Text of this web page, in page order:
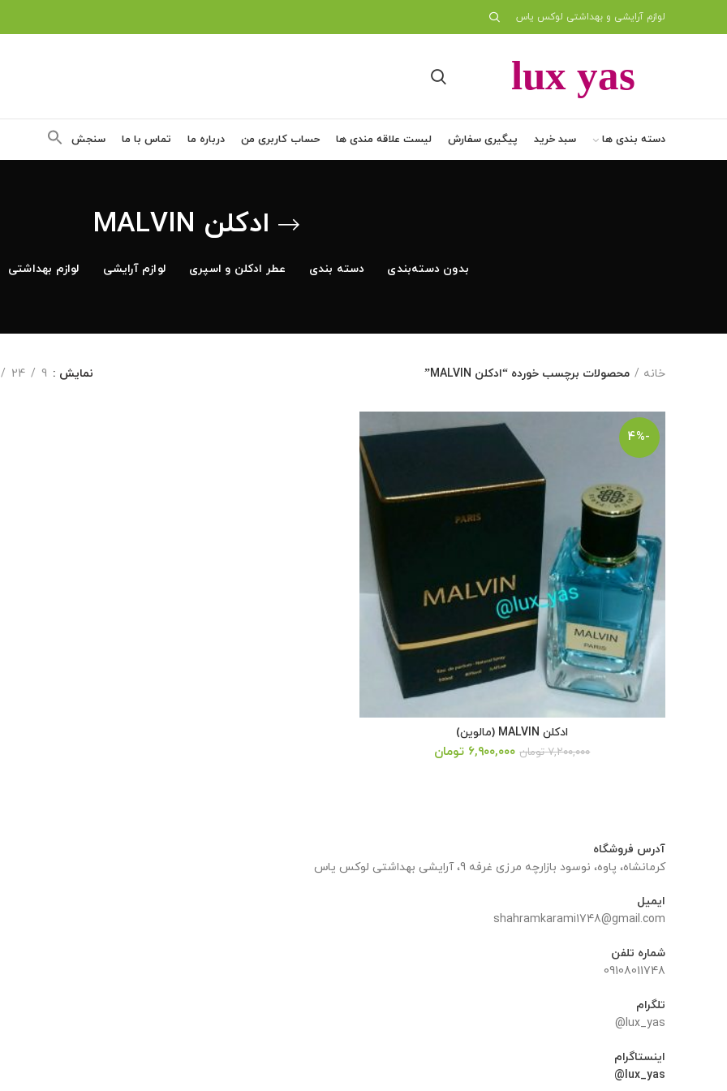
لوازم آرایشی و بهداشتی لوکس یاس
دسته بندی ها سبد خرید پیگیری سفارش لیست علاقه مندی ها حساب کاربری من درباره ما تماس با ما سنجش
ادکلن MALVIN
بدون دسته‌بندی دسته بندی عطر ادکلن و اسپری لوازم آرایشی لوازم بهداشتی
خانه محصولات برچسب خورده “ادکلن MALVIN” نمایش 9
24
-4%
ادکلن MALVIN (مالوین)
۷,۲۰۰,۰۰۰ تومان قیمت
۶,۹۰۰,۰۰۰ تومانقیمت
آدرس فروشگاه
کرمانشاه، پاوه، نوسود بازارچه مرزی غرفه 9، آرایشی بهداشتی لوکس یاس
ایمیل
shahramkarami1748@gmail.com
شماره تلفن
09108011748
تلگرام
lux_yas@
اینستاگرام
lux_yas@